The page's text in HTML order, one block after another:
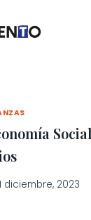
diciembre, 2023